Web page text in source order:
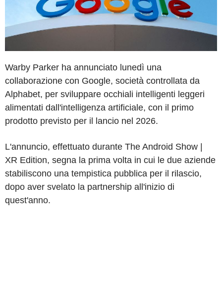
Warby Parker ha annunciato lunedì una
collaborazione con Google, società controllata da
Alphabet, per sviluppare occhiali intelligenti leggeri
alimentati dall'intelligenza artificiale, con il primo
prodotto previsto per il lancio nel 2026.
L'annuncio, effettuato durante The Android Show |
XR Edition, segna la prima volta in cui le due aziende
stabiliscono una tempistica pubblica per il rilascio,
dopo aver svelato la partnership all'inizio di
quest'anno.